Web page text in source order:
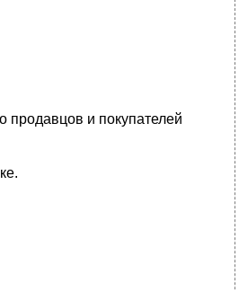
продавцов и покупателей